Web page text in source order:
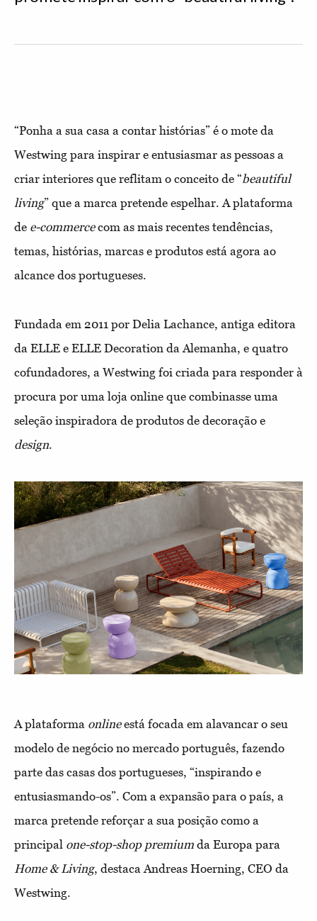
“Ponha a sua casa a contar histórias” é o mote da
Westwing para inspirar e entusiasmar as pessoas a
criar interiores que reflitam o conceito de “beautiful
living” que a marca pretende espelhar. A plataforma
de e-commercecom as mais recentes tendências,
temas, histórias, marcas e produtos está agora ao
alcance dos portugueses.
Fundada em 2011 por Delia Lachance, antiga editora
da ELLE e ELLE Decoration da Alemanha, e quatro
cofundadores, a Westwing foi criada para responder à
procura por uma loja online que combinasse uma
seleção inspiradora de produtos de decoração e
design.
A plataforma onlineestá focada em alavancar o seu
modelo de negócio no mercado português, fazendo
parte das casas dos portugueses, “inspirando e
entusiasmando-os”. Com a expansão para o país, a
marca pretende reforçar a sua posição como a
principal one-stop-shop premium da Europa para
Home & Living, destaca Andreas Hoerning, CEO da
Westwing.